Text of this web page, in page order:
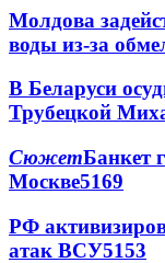
Молдова
воды из-за
В Беларуси
Трубецкой
СюжетБанкет
Москве5169
РФ
атак ВСУ5153